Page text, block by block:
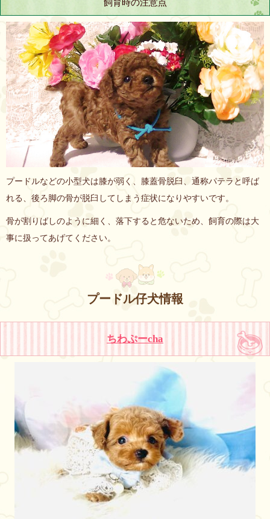
飼育時の注意点
プードルなどの小型犬は膝が弱く、膝蓋骨脱臼、通称パテラと呼ば
れる、後ろ脚の骨が脱臼してしまう症状になりやすいです。
骨が割りばしのように細く、落下すると危ないため、飼育の際は大
事に扱ってあげてください。
プードル仔犬情報
ちわぷーcha